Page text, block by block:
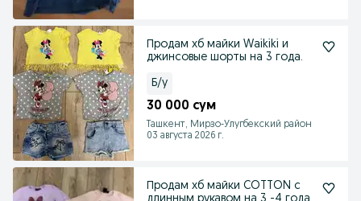
Продам хб майки Waikiki и
джинсовые шорты на 3 года.
Б/у
30 000 сум
Ташкент, Мирзо-Улугбекский район
03 августа 2026 г.
Продам хб майки COTTON с